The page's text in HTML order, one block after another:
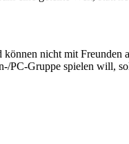
können nicht mit Freunden
PC-Gruppe spielen will,